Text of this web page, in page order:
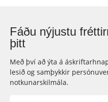
Fáðu nýjustu
þitt
Með því að ýta á
lesið og samþykkir
notkunarskilmála.